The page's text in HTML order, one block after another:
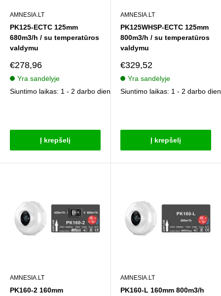
AMNESIA.LT
PK125-ECTC 125mm
680m3/h / su temperatūros
valdymu
Pardavimo
kaina
€278,96
Yra sandėlyje
Siuntimo laikas: 1 - 2 darbo dienos
Į krepšelį
AMNESIA.LT
PK125WHSP-ECTC 125mm
800m3/h / su temperatūros
valdymu
Pardavimo
kaina
€329,52
Yra sandėlyje
Siuntimo laikas: 1 - 2 darbo
Į krepšelį
AMNESIA.LT
PK160-2 160mm
AMNESIA.LT
PK160-L 160mm 800m3/h